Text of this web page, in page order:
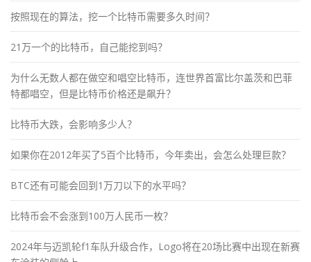
按照现在的算法，挖一个比特币需要多久时间？
21万一个的比特币，自己能挖到吗？
为什么无数人都在做空和唱空比特币，连世界首富比尔盖茨和巴菲
特都唱空，但是比特币价格还是飙升？
比特币大跌，会影响多少人？
如果你在2012年买了5百个比特币，今年卖出，会怎么处理巨款？
BTC还有可能会回到1万刀以下的水平吗？
比特币会不会涨到100万人民币一枚？
2024年与迈凯轮f1车队升级合作，Logo将在20场比赛中出现在新赛